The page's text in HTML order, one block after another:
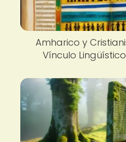
Amharico y
Vínculo